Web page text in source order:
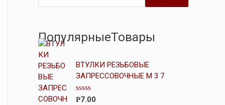
ПопулярныеТовары
ВТУЛКИ РЕЗЬБОВЫЕ
ЗАПРЕССОВОЧНЫЕ М 3 7
О
Р7.00